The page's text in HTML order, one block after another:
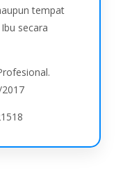
tempat
secara
2017